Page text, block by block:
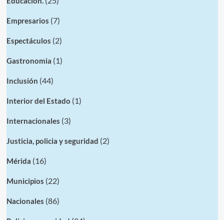
Empresarios (7)
Espectáculos (2)
Gastronomia (1)
Inclusión (44)
Interior del Estado (1)
Internacionales (3)
Justicia, policia y seguridad (2)
Mérida (16)
Municipios (22)
Nacionales (86)